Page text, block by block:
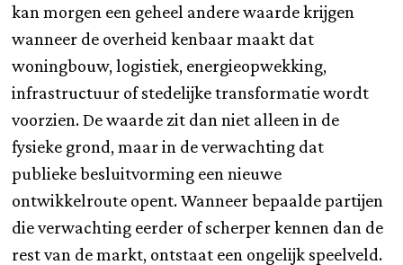
kan morgen een geheel andere waarde krijgen
wanneer de overheid kenbaar maakt dat
woningbouw, logistiek, energieopwekking,
infrastructuur of stedelijke transformatie wordt
voorzien. De waarde zit dan niet alleen in de
fysieke grond, maar in de verwachting dat
publieke besluitvorming een nieuwe
ontwikkelroute opent. Wanneer bepaalde partijen
die verwachting eerder of scherper kennen dan de
rest van de markt, ontstaat een ongelijk speelveld.